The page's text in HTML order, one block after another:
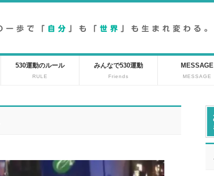
530運動のルール
RULE
みんなで530運動
Friends
MESSAGE
MESSAGE